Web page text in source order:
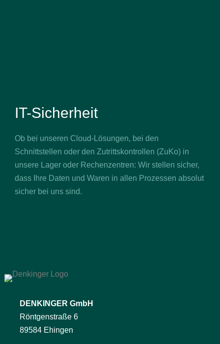
IT-Sicherheit
Ob bei unseren Cloud-Lösungen, bei den
Schnittstellen oder den Zutrittskontrollen (ZuKo) in
unsere Lager oder Rechenzentren: Wir stellen sicher,
dass Ihre Daten und Waren in allen Prozessen absolut
sicher bei uns sind.
DENKINGER GmbH
Röntgenstraße 6
89584 Ehingen